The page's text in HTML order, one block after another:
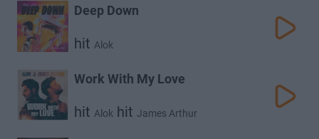
Deep Down
hit Alok
Work With My Love
hit Alok hit James Arthur